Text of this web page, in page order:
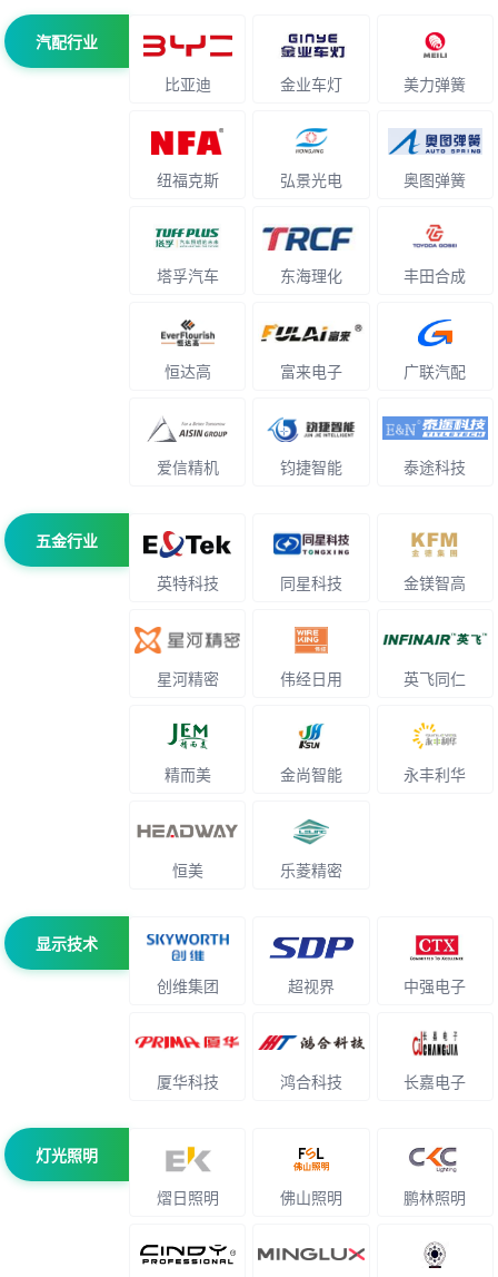
汽配行业
比亚迪 金业车灯 美力弹簧
纽福克斯 弘景光电 奥图弹簧
塔孚汽车 东海理化 丰田合成
恒达高 富来电子 广联汽配
爱信精机 钧捷智能 泰途科技
五金行业
英特科技 同星科技 金镁智高
星河精密 伟经日用 英飞同仁
精而美 金尚智能 永丰利华
恒美 乐菱精密
显示技术
创维集团 超视界 中强电子
厦华科技 鸿合科技 长嘉电子
灯光照明
熠日照明 佛山照明 鹏林照明